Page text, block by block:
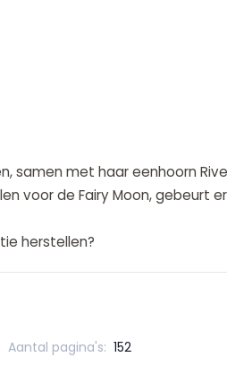
samen met haar eenhoorn
voor de Fairy Moon, gebeurt
herstellen?
Aantal pagina's: 152